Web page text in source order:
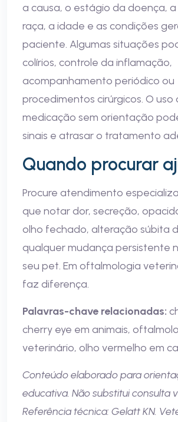
a causa, o estágio da doença,
raça, a idade e as condições
paciente. Algumas situações
colírios, controle da inflamação,
acompanhamento periódico ou
procedimentos cirúrgicos. O uso
medicação sem orientação
sinais e atrasar o tratamento
Quando procurar
Procure atendimento
que notar dor, secreção,
olho fechado, alteração súbita
qualquer mudança persistente
seu pet. Em oftalmologia
faz diferença.
Palavras-chave relacionadas:
cherry eye em animais,
veterinário, olho vermelho em
Conteúdo elaborado para
educativa. Não substitui consulta
Referência técnica: Gelatt KN.